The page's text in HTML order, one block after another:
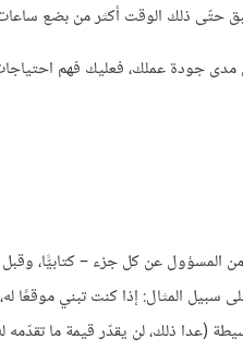
حتّى ذلك الوقت أكثر من بضع
جودة عملك، فعليك فهم احتياجات
المسؤول عن كل جزء – كتابيًّا،
سبيل المثال: إذا كنت تبني موقعًا